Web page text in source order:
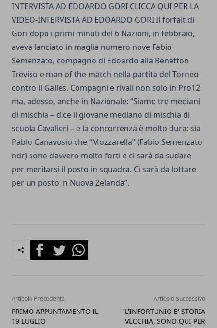
INTERVISTA AD EDOARDO GORI CLICCA QUI PER LA
VIDEO-INTERVISTA AD EDOARDO GORI Il forfait di
Gori dopo i primi minuti del 6 Nazioni, in febbraio,
aveva lanciato in maglia numero nove Fabio
Semenzato, compagno di Edoardo alla Benetton
Treviso e man of the match nella partita del Torneo
contro il Galles. Compagni e rivali non solo in Pro12
ma, adesso, anche in Nazionale: “Siamo tre mediani
di mischia – dice il giovane mediano di mischia di
scuola Cavalieri – e la concorrenza è molto dura: sia
Pablo Canavosio che “Mozzarella” (Fabio Semenzato
ndr) sono davvero molto forti e ci sarà da sudare
per meritarsi il posto in squadra. Ci sarà da lottare
per un posto in Nuova Zelanda”.
FacebookTwitterWhatsapp
Articolo Precedente
PRIMO APPUNTAMENTO IL
19 LUGLIO
Articolo Successivo
"L'INFORTUNIO E' STORIA
VECCHIA, SONO QUI PER